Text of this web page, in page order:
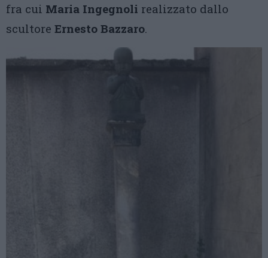
fra cui Maria Ingegnoli realizzato dallo
scultore Ernesto Bazzaro.